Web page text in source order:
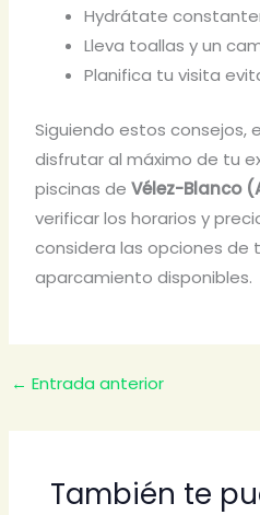
Hydrátate
Lleva toallas y un
Planifica tu visita
Siguiendo estos consejos,
disfrutar al máximo de tu
piscinas deVélez-Blanco
verificar los horarios y
considera las opciones de
aparcamiento disponibles.
← Entrada anterior
También te